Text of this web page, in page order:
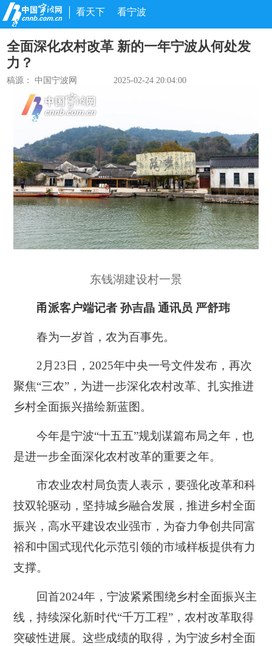
看天下 看宁波
全面深化农村改革 新的一年宁波从何处发
力？
稿源： 中国宁波网 2025-02-24 20:04:00
东钱湖建设村一景
甬派客户端记者 孙吉晶 通讯员 严舒玮
春为一岁首，农为百事先。
2月23日，2025年中央一号文件发布，再次
聚焦“三农”，为进一步深化农村改革、扎实推进
乡村全面振兴描绘新蓝图。
今年是宁波“十五五”规划谋篇布局之年，也
是进一步全面深化农村改革的重要之年。
市农业农村局负责人表示，要强化改革和科
技双轮驱动，坚持城乡融合发展，推进乡村全面
振兴，高水平建设农业强市，为奋力争创共同富
裕和中国式现代化示范引领的市域样板提供有力
支撑。
回首2024年，宁波紧紧围绕乡村全面振兴主
线，持续深化新时代“千万工程”，农村改革取得
突破性进展。这些成绩的取得，为宁波乡村全面